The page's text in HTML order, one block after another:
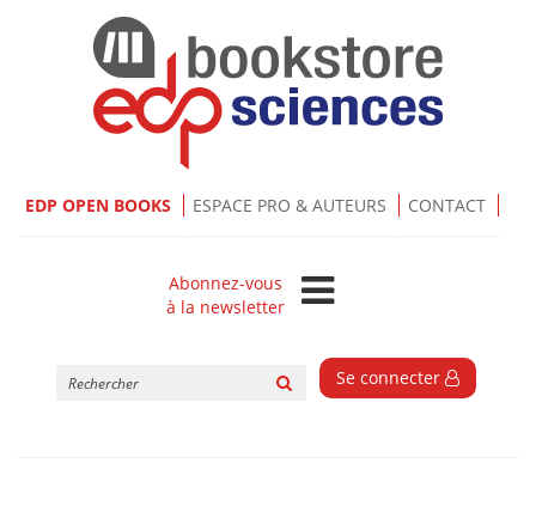
EDP OPEN BOOKS ESPACE PRO & AUTEURS CONTACT
Abonnez-vous
à la newsletter
Se connecter